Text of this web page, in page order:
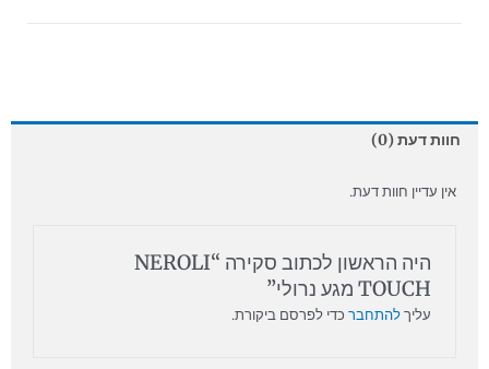
חוות דעת (0)
אין עדיין חוות דעת.
היה הראשון לכתוב סקירה “NEROLI
TOUCH מגע נרולי”
עליךלהתחברכדי לפרסם ביקורת.